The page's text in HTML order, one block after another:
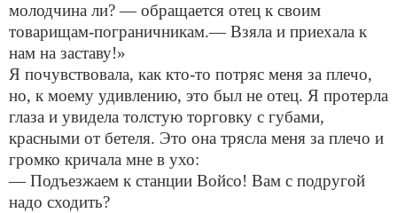
молодчина ли? — обращается отец к своим
товарищам-пограничникам.— Взяла и приехала к
нам на заставу!»
Я почувствовала, как кто-то потряс меня за плечо,
но, к моему удивлению, это был не отец. Я протерла
глаза и увидела толстую торговку с губами,
красными от бетеля. Это она трясла меня за плечо и
громко кричала мне в ухо:
— Подъезжаем к станции Войсо! Вам с подругой
надо сходить?